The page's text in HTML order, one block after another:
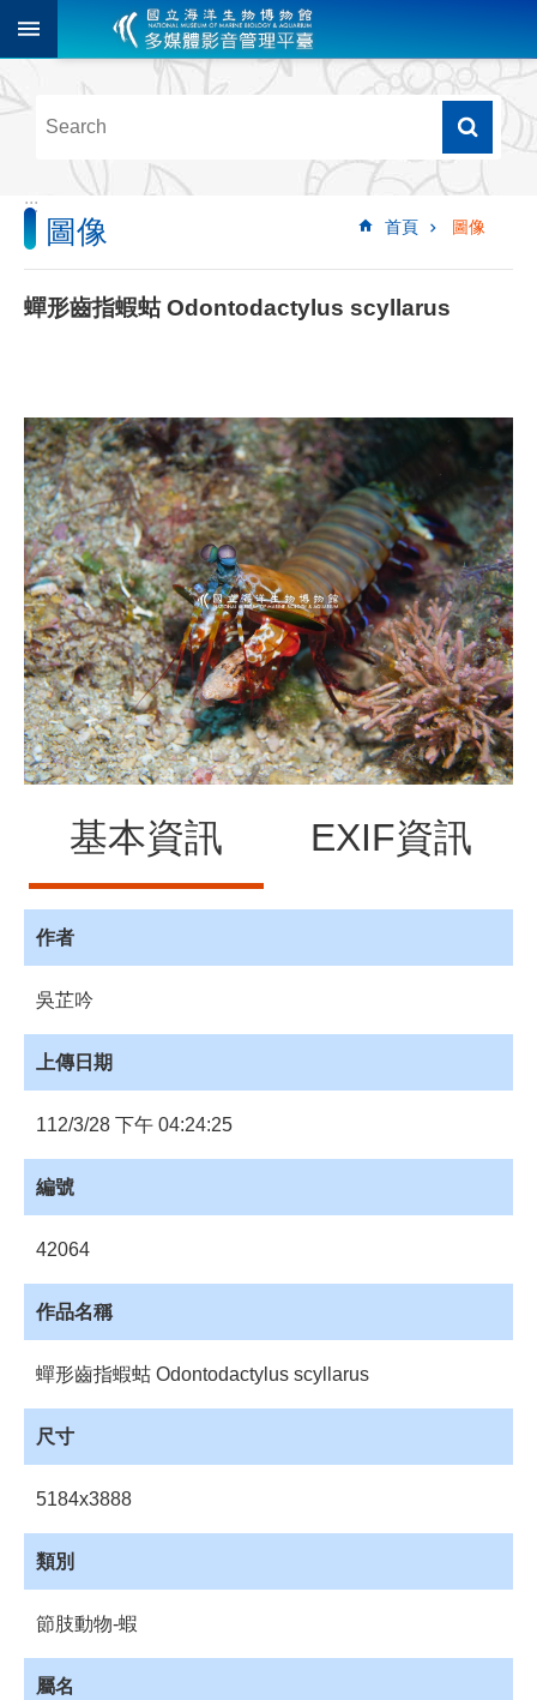
跳到主要內容區塊
階
尋
多
媒
體
檢
像
影
音
音
源
訊
息
發
布
諮
詢
服
專
頁
入
網
站
覽
管
理
管
理
源
收
:::
首頁 圖像
圖像
蟬形齒指蝦蛄 Odontodactylus scyllarus
基本資訊 EXIF資訊
作者
吳芷吟
上傳日期
112/3/28 下午 04:24:25
編號
42064
作品名稱
蟬形齒指蝦蛄 Odontodactylus scyllarus
尺寸
5184x3888
類別
節肢動物-蝦
屬名